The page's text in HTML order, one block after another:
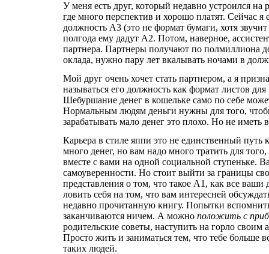
У меня есть друг, который недавно устроился
где много перспектив и хорошо платят. Сейчас
должность А3 (это не формат бумаги, хотя
полгода ему дадут А2. Потом, наверное,
партнера. Партнеры получают по полмиллиона
оклада, нужно пару лет вкалывать ночами в
Мой друг очень хочет стать партнером, а я
называться его должность как формат листов
Шебуршание денег в кошельке само по себе
Нормальным людям деньги нужны для того,
зарабатывать мало денег это плохо. Но не
Карьера в стиле яппи это не единственный
много денег, но вам надо много тратить для
вместе с вами на одной социальной ступеньке.
самоуверенности. Но стоит выйти за границы
представления о том, что такое А1, как все
ловить себя на том, что вам интересней
недавно прочитанную книгу. Попытки
заканчиваются ничем. А можно положить с
родительские советы, наступить на горло своим
Просто жить и заниматься тем, что тебе больше
таких людей.